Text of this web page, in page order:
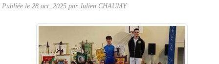
Publiée le 28 oct. 2025 parJulien CHAUMY